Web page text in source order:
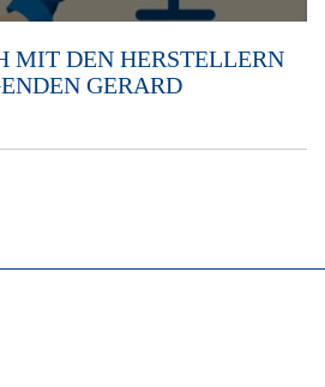
MIT DEN HERSTELLERN
GERARD